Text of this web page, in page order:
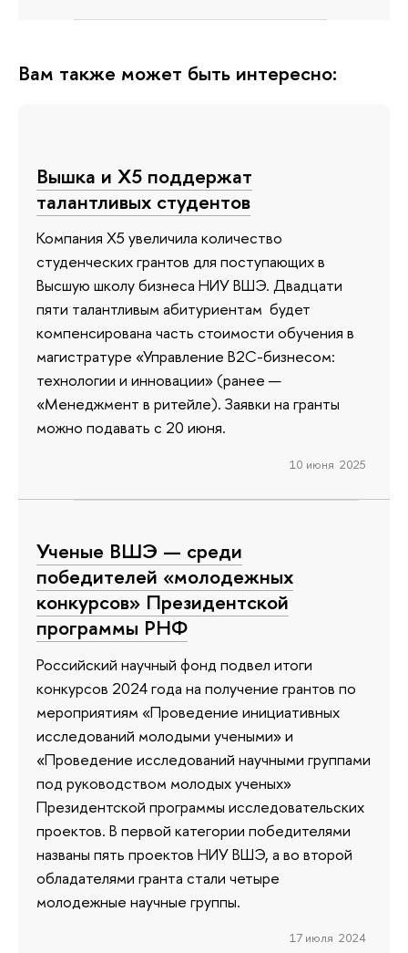
Вам также может быть интересно:
Вышка и Х5 поддержат
талантливых студентов
Компания Х5 увеличила количество
студенческих грантов для поступающих в
Высшую школу бизнеса НИУ ВШЭ. Двадцати
пяти талантливым абитуриентам будет
компенсирована часть стоимости обучения в
магистратуре «Управление B2C-бизнесом:
технологии и инновации» (ранее —
«Менеджмент в ритейле). Заявки на гранты
можно подавать с 20 июня.
10 июня 2025
Ученые ВШЭ — среди
победителей «молодежных
конкурсов» Президентской
программы РНФ
Российский научный фонд подвел итоги
конкурсов 2024 года на получение грантов по
мероприятиям «Проведение инициативных
исследований молодыми учеными» и
«Проведение исследований научными группами
под руководством молодых ученых»
Президентской программы исследовательских
проектов. В первой категории победителями
названы пять проектов НИУ ВШЭ, а во второй
обладателями гранта стали четыре
молодежные научные группы.
17 июля 2024